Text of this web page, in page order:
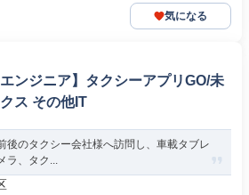
気になる
ンジニア】タクシーアプリGO/未
ス その他IT
後のタクシー会社様へ訪問し、車載タブレ
ラ、タク...